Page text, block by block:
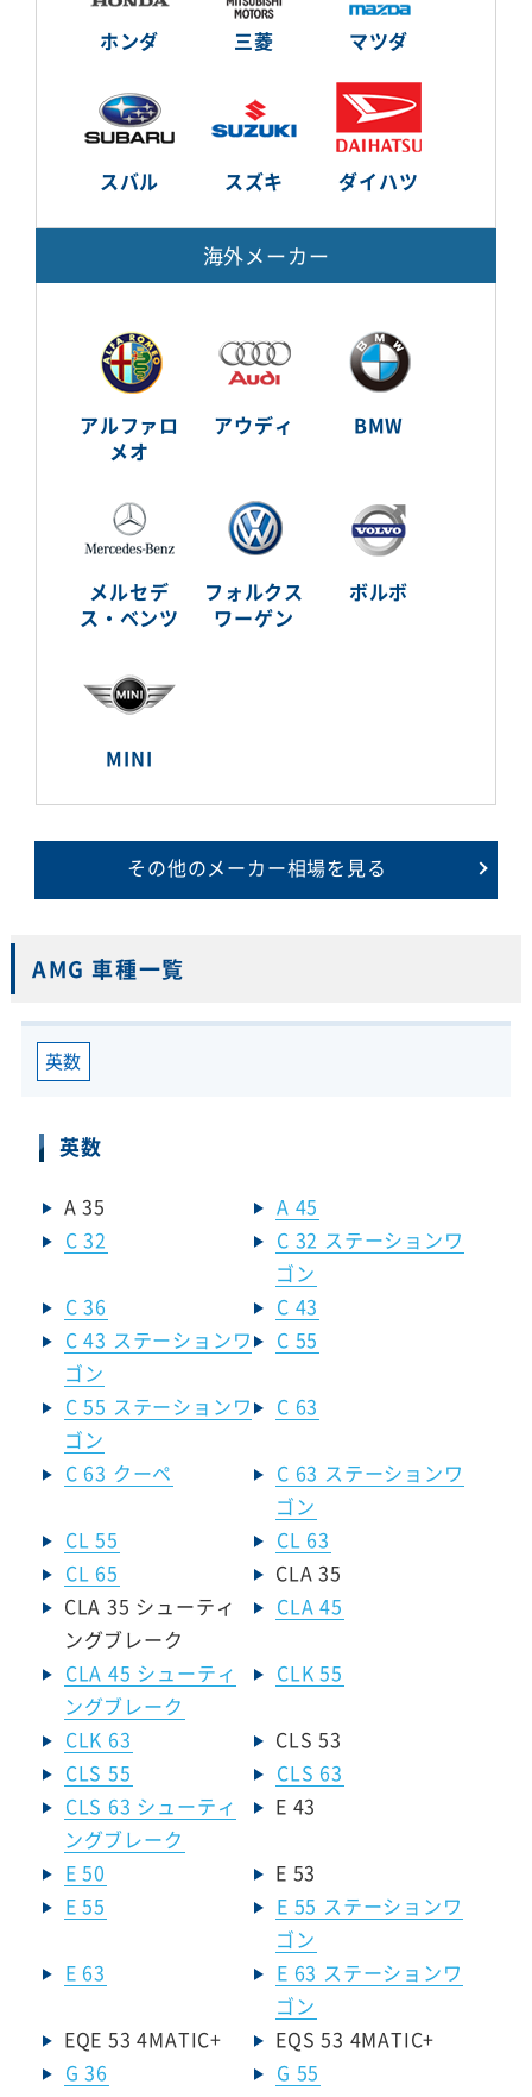
ホンダ 三菱 マツダ
スバル スズキ ダイハツ
海外メーカー
アルファロ
メオ
アウディ BMW
メルセデ
ス・ベンツ
フォルクス
ワーゲン
ボルボ
MINI
その他のメーカー相場を見る
AMG 車種一覧
英数
英数
A 35
A 45
C 32
C 32 ステーションワ
ゴン
C 36
C 43
C 43 ステーションワ
ゴン
C 55
C 55 ステーションワ
ゴン
C 63
C 63 クーペ
C 63 ステーションワ
ゴン
CL 55
CL 63
CL 65
CLA 35
CLA 35 シューティ
ングブレーク
CLA 45
CLA 45 シューティ
ングブレーク
CLK 55
CLK 63
CLS 53
CLS 55
CLS 63
CLS 63 シューティ
ングブレーク
E 43
E 50
E 53
E 55
E 55 ステーションワ
ゴン
E 63
E 63 ステーションワ
ゴン
EQE 53 4MATIC+
EQS 53 4MATIC+
G 36
G 55